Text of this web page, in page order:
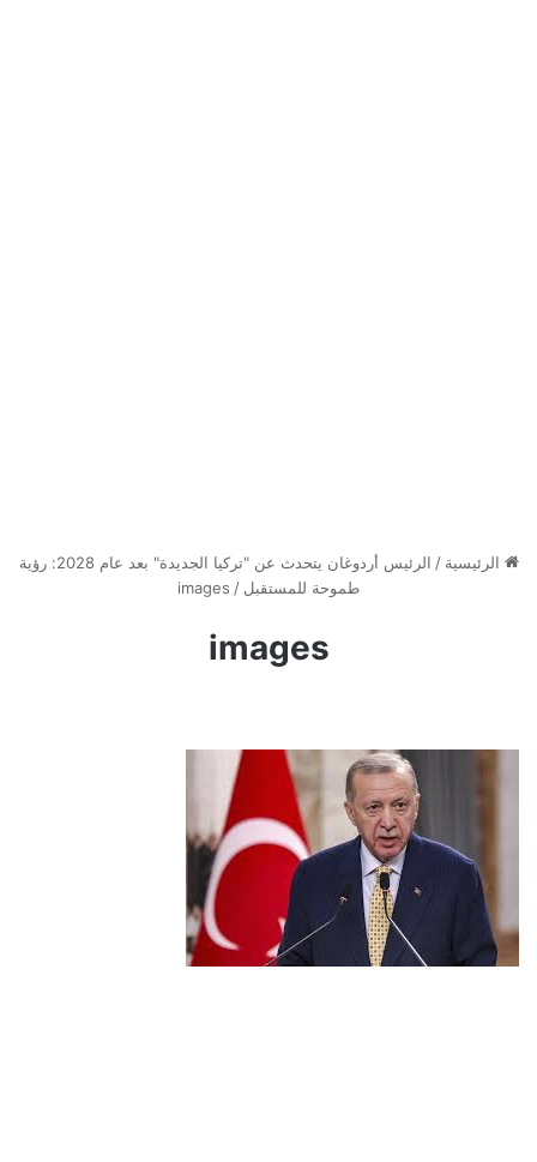
الرئيسية /
الرئيس أردوغان يتحدث عن "تركيا الجديدة" بعد عام 2028: رؤية
طموحة للمستقبل /
images
images